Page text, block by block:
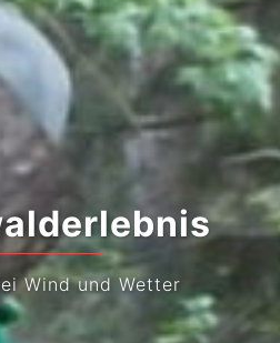
Wind und Wetter